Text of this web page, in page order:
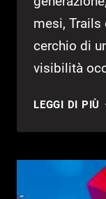
mesi, Trails
cerchio di
visibilità
LEGGI DI PIÙ
IV